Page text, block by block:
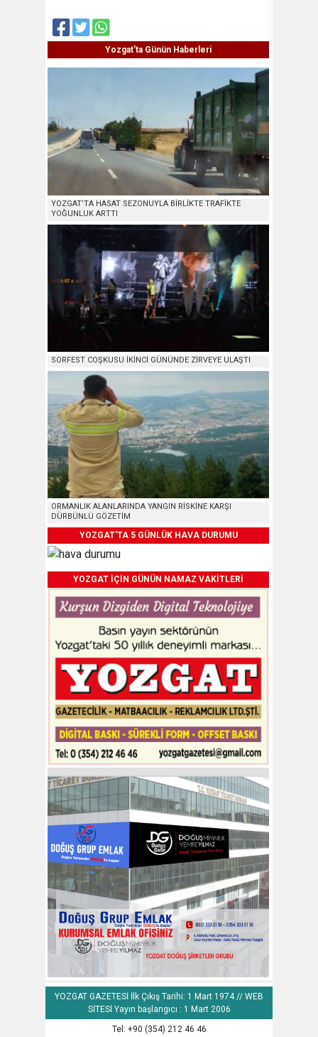
Yozgat'ta Günün Haberleri
YOZGAT’TA HASAT SEZONUYLA BİRLİKTE TRAFİKTE
YOĞUNLUK ARTTI
SORFEST COŞKUSU İKİNCİ GÜNÜNDE ZİRVEYE ULAŞTI
ORMANLIK ALANLARINDA YANGIN RİSKİNE KARŞI
DÜRBÜNLÜ GÖZETİM
YOZGAT'TA 5 GÜNLÜK HAVA DURUMU
YOZGAT İÇİN GÜNÜN NAMAZ VAKİTLERİ
YOZGAT GAZETESİ İlk Çıkış Tarihi: 1 Mart 1974 // WEB
SİTESİ Yayın başlangıcı : 1 Mart 2006
Tel: +90 (354) 212 46 46